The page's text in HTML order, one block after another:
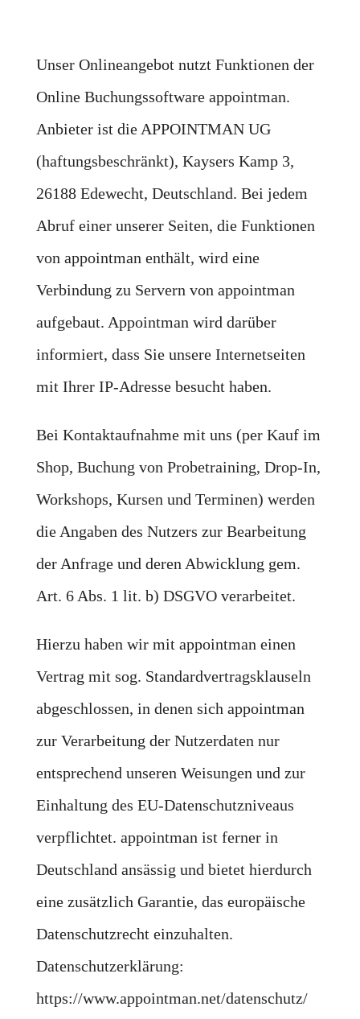
Unser Onlineangebot nutzt Funktionen der
Online Buchungssoftware appointman.
Anbieter ist die APPOINTMAN UG
(haftungsbeschränkt), Kaysers Kamp 3,
26188 Edewecht, Deutschland. Bei jedem
Abruf einer unserer Seiten, die Funktionen
von appointman enthält, wird eine
Verbindung zu Servern von appointman
aufgebaut. Appointman wird darüber
informiert, dass Sie unsere Internetseiten
mit Ihrer IP-Adresse besucht haben.
Bei Kontaktaufnahme mit uns (per Kauf im
Shop, Buchung von Probetraining, Drop-In,
Workshops, Kursen und Terminen) werden
die Angaben des Nutzers zur Bearbeitung
der Anfrage und deren Abwicklung gem.
Art. 6 Abs. 1 lit. b) DSGVO verarbeitet.
Hierzu haben wir mit appointman einen
Vertrag mit sog. Standardvertragsklauseln
abgeschlossen, in denen sich appointman
zur Verarbeitung der Nutzerdaten nur
entsprechend unseren Weisungen und zur
Einhaltung des EU-Datenschutzniveaus
verpflichtet. appointman ist ferner in
Deutschland ansässig und bietet hierdurch
eine zusätzlich Garantie, das europäische
Datenschutzrecht einzuhalten.
Datenschutzerklärung:
https://www.appointman.net/datenschutz/